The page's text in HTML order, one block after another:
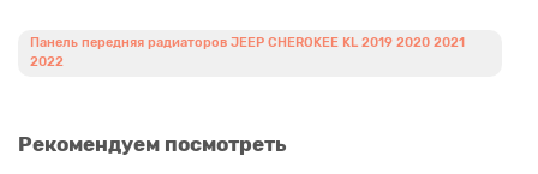
Панель передняя радиаторов JEEP CHEROKEE KL 2019 2020 2021
2022
Рекомендуем посмотреть